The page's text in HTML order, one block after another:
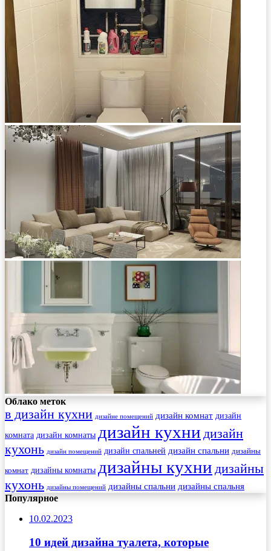
Облако меток
в дизайн кухни дизайне помещений дизайн комнат дизайн
комната дизайн комнаты дизайн кухни дизайн
кухонь дизайн помещений дизайн спальней дизайн спальни дизайны
комнат дизайны комнаты дизайны кухни дизайны
кухонь дизайны помещений дизайны спальни дизайны спальня
Популярное
10.02.2023
10 идей дизайна туалета, которые